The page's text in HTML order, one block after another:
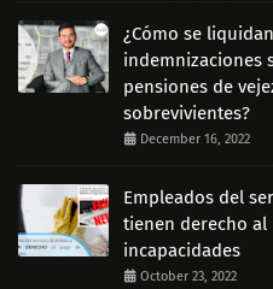
¿Cómo se
indemnizaciones
pensiones de
sobrevivientes?
December 16, 2022
Empleados del
tienen derecho al
incapacidades
October 23, 2022